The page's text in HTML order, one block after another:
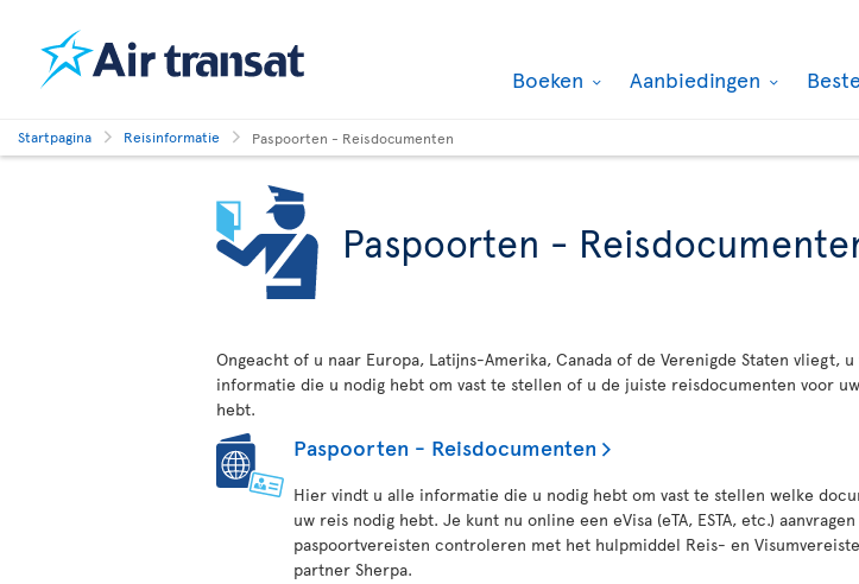
Boeken Aanbiedingen
Startpagina Reisinformatie Paspoorten - Reisdocumenten
Paspoorten -
Ongeacht of u naar Europa, Latijns-Amerika, Canada of de Verenigde Staten vliegt,
informatie die u nodig hebt om vast te stellen of u de juiste reisdocumenten voor
hebt.
Paspoorten - Reisdocumenten
Hier vindt u alle informatie die u nodig hebt om vast te stellen welke
uw reis nodig hebt. Je kunt nu online een eVisa (eTA, ESTA, etc.)
paspoortvereisten controleren met het hulpmiddel Reis- en
partner Sherpa.